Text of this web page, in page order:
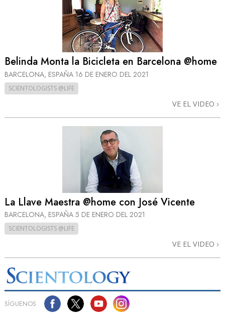
Belinda Monta la Bicicleta en Barcelona @home
BARCELONA, ESPAÑA 16 DE ENERO DEL 2021
SCIENTOLOGISTS @LIFE
VE EL VIDEO
La Llave Maestra @home con José Vicente
BARCELONA, ESPAÑA 5 DE ENERO DEL 2021
SCIENTOLOGISTS @LIFE
VE EL VIDEO
SÍGUENOS